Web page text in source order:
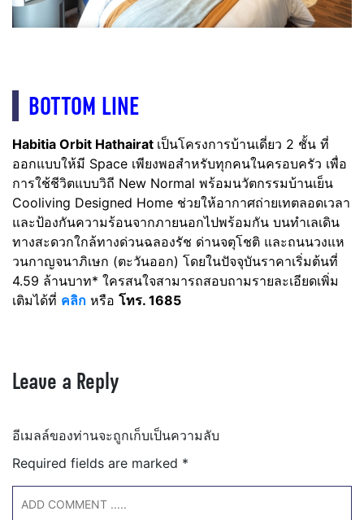
BOTTOM LINE
Habitia Orbit Hathairat เป็นโครงการบ้านเดี่ยว 2 ชั้น ที่
ออกแบบให้มี Space เพียงพอสำหรับทุกคนในครอบครัว เพื่อ
การใช้ชีวิตแบบวิถี New Normal พร้อมนวัตกรรมบ้านเย็น
Cooliving Designed Home ช่วยให้อากาศถ่ายเทตลอดเวลา
และป้องกันความร้อนจากภายนอกไปพร้อมกัน บนทำเลเดิน
ทางสะดวกใกล้ทางด่วนฉลองรัช ด่านจตุโชติ และถนนวงแห
วนกาญจนาภิเษก (ตะวันออก)​ โดยในปัจจุบันราคาเริ่มต้นที่
4.59 ล้านบาท* ใครสนใจสามารถสอบถามรายละเอียดเพิ่ม
เติมได้ที่ คลิก หรือ โทร. 1685
Leave a Reply
อีเมลล์ของท่านจะถูกเก็บเป็นความลับ
Required fields are marked *